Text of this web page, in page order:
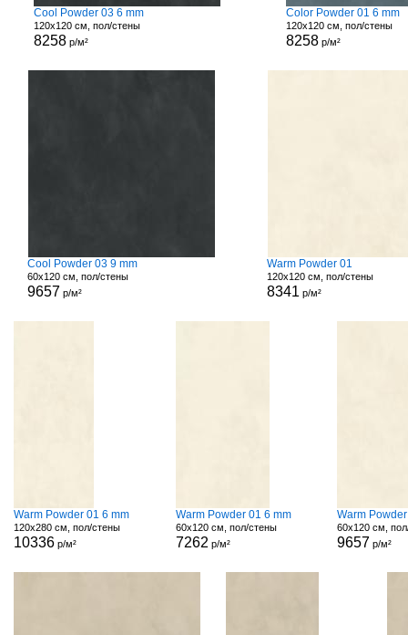
Cool Powder 03 6 mm
120x120 см, пол/стены
8258 р/м²
Color Powder 01 6 mm
120x120 см, пол/стены
8258 р/м²
Cool Powder 03 9 mm
60x120 см, пол/стены
9657 р/м²
Warm Powder 01
120x120 см, пол/стены
8341 р/м²
Warm Powder 01 6 mm
120x280 см, пол/стены
10336 р/м²
Warm Powder 01 6 mm
60x120 см, пол/стены
7262 р/м²
Warm
60x120 см,
9657 р/м²